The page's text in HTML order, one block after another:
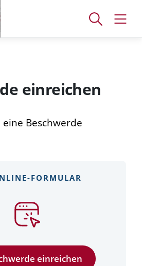
Suchfenster
einreichen
Beschwerde
FORMULAR
einreichen